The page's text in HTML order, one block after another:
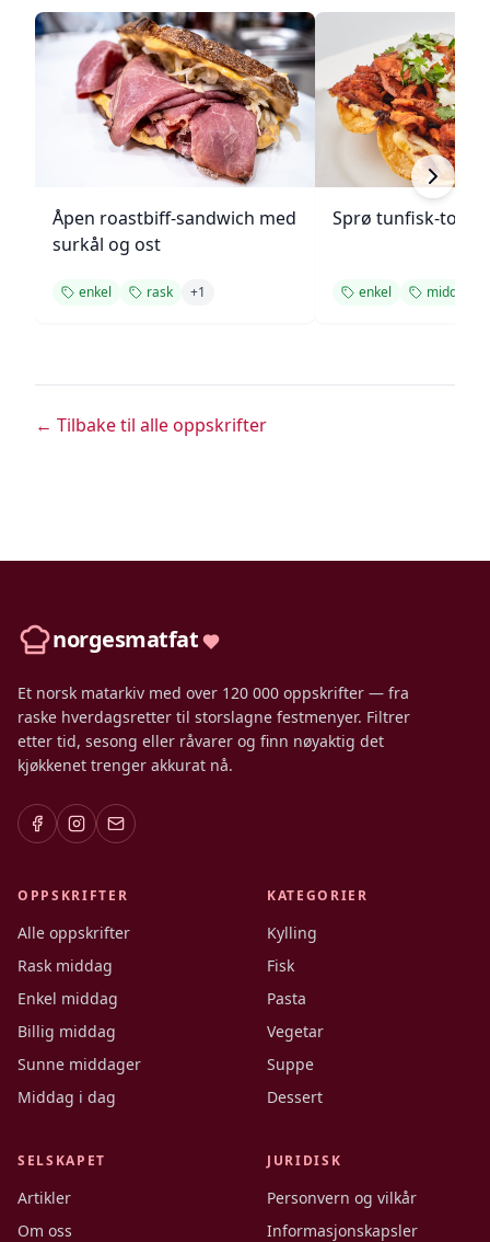
Åpen roastbiff-sandwich med
surkål og ost
enkel rask +1
Sprø tunfisk-
enkel middag
← Tilbake til alle oppskrifter
norgesmatfat
Et norsk matarkiv med over 120 000 oppskrifter — fra
raske hverdagsretter til storslagne festmenyer. Filtrer
etter tid, sesong eller råvarer og finn nøyaktig det
kjøkkenet trenger akkurat nå.
OPPSKRIFTER
Alle oppskrifter
Rask middag
Enkel middag
Billig middag
Sunne middager
Middag i dag
KATEGORIER
Kylling
Fisk
Pasta
Vegetar
Suppe
Dessert
SELSKAPET
Artikler
Om oss
JURIDISK
Personvern og vilkår
Informasjonskapsler